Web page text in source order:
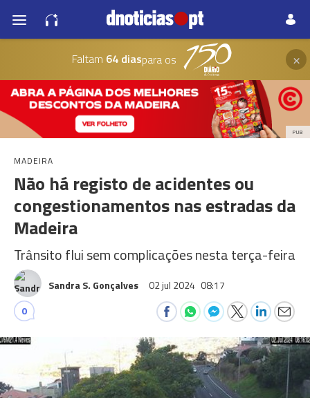
Faltam 64 diaspara os ×
PUB
MADEIRA
Não há registo de acidentes ou
congestionamentos nas estradas da
Madeira
Trânsito flui sem complicações nesta terça-feira
Sandra S. Gonçalves 02 jul 2024 08:17
0